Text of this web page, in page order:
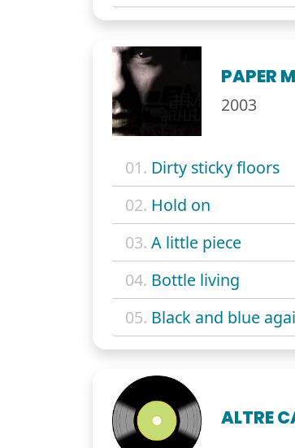
PAPER
2003
01. Dirty sticky floors
02. Hold on
03. A little piece
04. Bottle living
05. Black and blue
ALTRE